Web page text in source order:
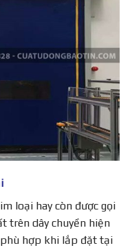
loại hay còn được gọi
trên dây chuyền hiện
hợp khi lắp đặt tại